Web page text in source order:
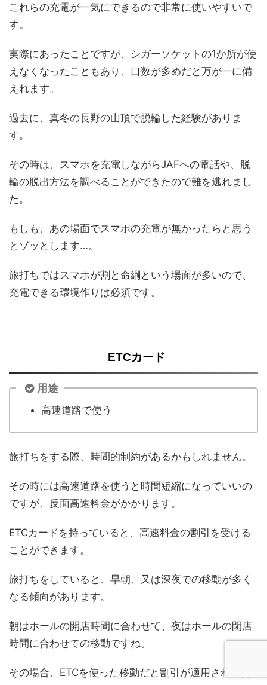
これらの充電が一気にできるので非常に使いやすいで
す。
実際にあったことですが、シガーソケットの1か所が使
えなくなったこともあり、口数が多めだと万が一に備
えれます。
過去に、真冬の長野の山頂で脱輪した経験がありま
す。
その時は、スマホを充電しながらJAFへの電話や、脱
輪の脱出方法を調べることができたので難を逃れまし
た。
もしも、あの場面でスマホの充電が無かったらと思う
とゾッとします…。
旅打ちではスマホが割と命綱という場面が多いので、
充電できる環境作りは必須です。
ETCカード
用途
高速道路で使う
旅打ちをする際、時間的制約があるかもしれません。
その時には高速道路を使うと時間短縮になっていいの
ですが、反面高速料金がかかります。
ETCカードを持っていると、高速料金の割引を受ける
ことができます。
旅打ちをしていると、早朝、又は深夜での移動が多く
なる傾向があります。
朝はホールの開店時間に合わせて、夜はホールの閉店
時間に合わせての移動ですね。
その場合、ETCを使った移動だと割引が適用されるた